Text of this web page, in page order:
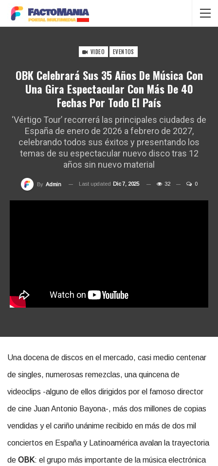
VIDEO EVENTOS
OBK Celebrará Sus 35 Años De Música Con
Una Gira Espectacular Con Más De 40
Fechas Por Todo El País
‘Vértigo Tour’ recorrerá las principales ciudades de
España de enero de 2026 a febrero de 2027,
celebrando todos sus éxitos y presentando los
temas de su espectacular nuevo disco tras 12
años sin nuevo material
By Admin Last updated Dic 7, 2025 32 0
Una docena de discos en el mercado, casi medio centenar
de singles, numerosas remezclas, una quincena de
videoclips -alguno de ellos dirigidos por el famoso director
de cine Juan Antonio Bayona-, más dos millones de copias
vendidas y el cariño unánime recibido en más de dos mil
conciertos en España y Latinoamérica avalan la trayectoria
de OBK: el grupo más importante de la música electrónica